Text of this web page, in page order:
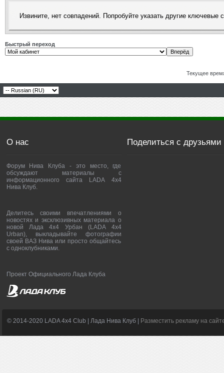
Извините, нет совпадений. Попробуйте указать другие ключевые
Быстрый переход
Текущее
О нас
Форум Нива Клуба - это место, где
обсуждают материалы с
информационного сайта LADA 4x4
Нива Клуб.
Делитесь своими впечатлениями о
новостях и эксклюзивных материала о
новой Лада 4х4 Урбан (LADA 4x4
Urban), выкладывайте фотографии
своей ВАЗ Нива или просто общайтесь
с одноклубниками.
Проект Официального Лада Клуба
Поделиться с друзьями
© 2014-2020 LADA 4x4 Club | Лада Нива Клуб | Разместить рекламу на